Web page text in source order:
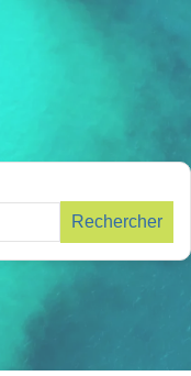
Rechercher